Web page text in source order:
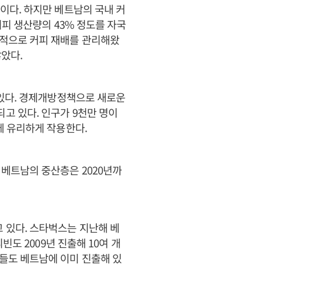
다. 하지만 베트남의 국내 커
생산량의 43% 정도를 자국
으로 커피 재배를 관리해왔
다.
. 경제개방정책으로 새로운
있다. 인구가 9천만 명이
유리하게 작용한다.
트남의 중산층은 2020년까
다. 스타벅스는 지난해 베
도 2009년 진출해 10여 개
도 베트남에 이미 진출해 있